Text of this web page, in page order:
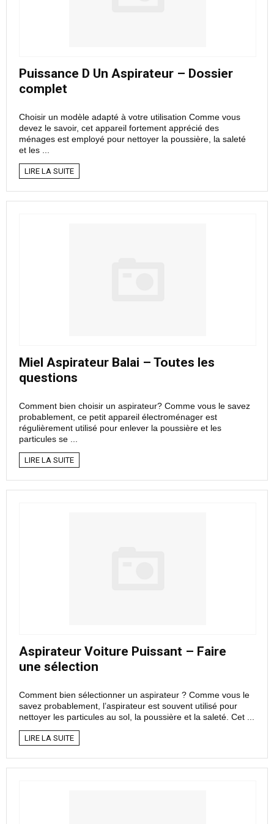
Puissance D Un Aspirateur – Dossier
complet
Choisir un modèle adapté à votre utilisation Comme vous
devez le savoir, cet appareil fortement apprécié des
ménages est employé pour nettoyer la poussière, la saleté
et les ...
LIRE LA SUITE
Miel Aspirateur Balai – Toutes les
questions
Comment bien choisir un aspirateur? Comme vous le savez
probablement, ce petit appareil électroménager est
régulièrement utilisé pour enlever la poussière et les
particules se ...
LIRE LA SUITE
Aspirateur Voiture Puissant – Faire
une sélection
Comment bien sélectionner un aspirateur ? Comme vous le
savez probablement, l’aspirateur est souvent utilisé pour
nettoyer les particules au sol, la poussière et la saleté. Cet ...
LIRE LA SUITE